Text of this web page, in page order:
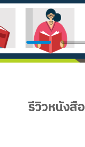
รีวิวหนังสือ